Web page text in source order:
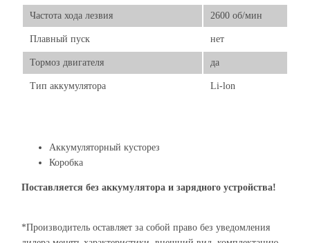
Частота хода лезвия 2600 об/мин
Плавный пуск нет
Тормоз двигателя да
Тип аккумулятора Li-lon
Аккумуляторный кусторез
Коробка
Поставляется без аккумулятора и зарядного устройства!
*Производитель оставляет за собой право без уведомления